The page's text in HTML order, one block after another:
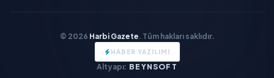
© 2026 Harbi Gazete. Tüm hakları saklıdır.
HABER YAZILIMI
Altyapı: BEYNSOFT